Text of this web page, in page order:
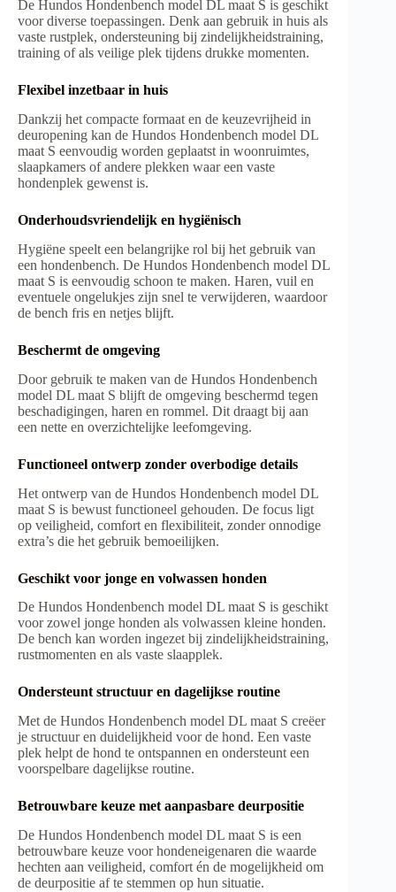
De Hundos Hondenbench model DL maat S is geschikt
voor diverse toepassingen. Denk aan gebruik in huis als
vaste rustplek, ondersteuning bij zindelijkheidstraining,
training of als veilige plek tijdens drukke momenten.
Flexibel inzetbaar in huis
Dankzij het compacte formaat en de keuzevrijheid in
deuropening kan de Hundos Hondenbench model DL
maat S eenvoudig worden geplaatst in woonruimtes,
slaapkamers of andere plekken waar een vaste
hondenplek gewenst is.
Onderhoudsvriendelijk en hygiënisch
Hygiëne speelt een belangrijke rol bij het gebruik van
een hondenbench. De Hundos Hondenbench model DL
maat S is eenvoudig schoon te maken. Haren, vuil en
eventuele ongelukjes zijn snel te verwijderen, waardoor
de bench fris en netjes blijft.
Beschermt de omgeving
Door gebruik te maken van de Hundos Hondenbench
model DL maat S blijft de omgeving beschermd tegen
beschadigingen, haren en rommel. Dit draagt bij aan
een nette en overzichtelijke leefomgeving.
Functioneel ontwerp zonder overbodige details
Het ontwerp van de Hundos Hondenbench model DL
maat S is bewust functioneel gehouden. De focus ligt
op veiligheid, comfort en flexibiliteit, zonder onnodige
extra’s die het gebruik bemoeilijken.
Geschikt voor jonge en volwassen honden
De Hundos Hondenbench model DL maat S is geschikt
voor zowel jonge honden als volwassen kleine honden.
De bench kan worden ingezet bij zindelijkheidstraining,
rustmomenten en als vaste slaapplek.
Ondersteunt structuur en dagelijkse routine
Met de Hundos Hondenbench model DL maat S creëer
je structuur en duidelijkheid voor de hond. Een vaste
plek helpt de hond te ontspannen en ondersteunt een
voorspelbare dagelijkse routine.
Betrouwbare keuze met aanpasbare deurpositie
De Hundos Hondenbench model DL maat S is een
betrouwbare keuze voor hondeneigenaren die waarde
hechten aan veiligheid, comfort én de mogelijkheid om
de deurpositie af te stemmen op hun situatie.